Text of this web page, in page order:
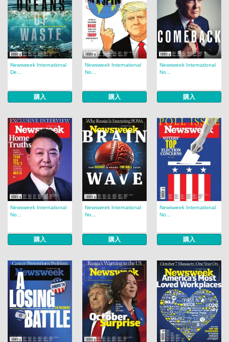
Newsweek International
De...
購入
Newsweek International
No...
購入
Newsweek International
No...
購入
Newsweek International
No...
購入
Newsweek International
No...
購入
Newsweek International
No...
購入